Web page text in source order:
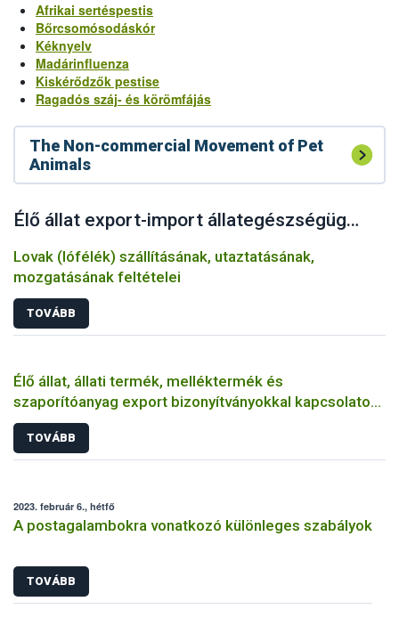
Afrikai sertéspestis
Bőrcsomósodáskór
Kéknyelv
Madárinfluenza
Kiskérődzők pestise
Ragadós száj- és körömfájás
The Non-commercial Movement of Pet
Animals
Élő állat export-import állategészségügyi feltételrendszere
Lovak (lófélék) szállításának, utaztatásának,
mozgatásának feltételei
TOVÁBB
Élő állat, állati termék, melléktermék és
szaporítóanyag export bizonyítványokkal kapcsolatos
alap eljárásrend
TOVÁBB
2023. február 6., hétfő
A postagalambokra vonatkozó különleges szabályok
TOVÁBB